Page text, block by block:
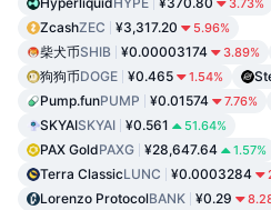
3.73%
ZcashZEC ¥3,317.20 5.96%
柴犬币SHIB ¥0.00003174 3.89%
狗狗币DOGE ¥0.465 1.54%
Pump.funPUMP ¥0.01574 7.76%
SKYAISKYAI ¥0.561 51.64%
PAX GoldPAXG ¥28,647.64 1.57%
Terra ClassicLUNC ¥0.0003284
Lorenzo ProtocolBANK ¥0.29